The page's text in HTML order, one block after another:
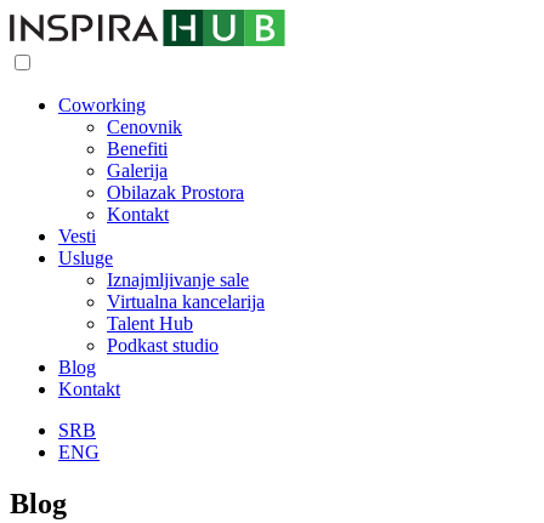
Coworking
Cenovnik
Benefiti
Galerija
Obilazak Prostora
Kontakt
Vesti
Usluge
Iznajmljivanje sale
Virtualna kancelarija
Talent Hub
Podkast studio
Blog
Kontakt
SRB
ENG
Blog